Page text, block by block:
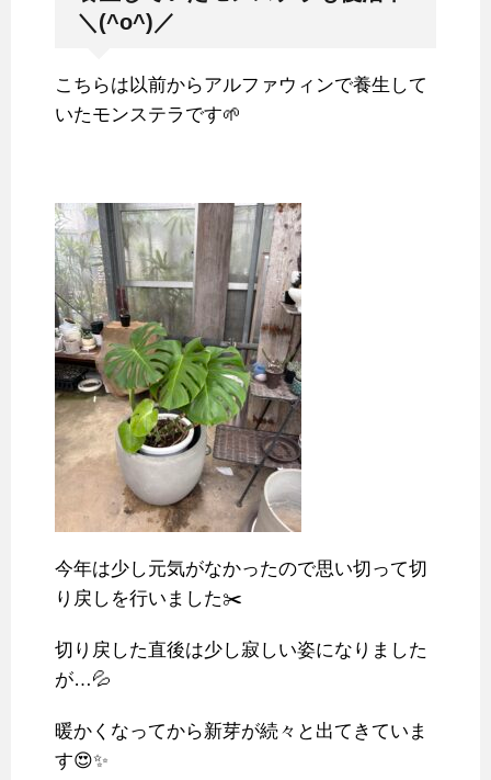
＼(^o^)／
こちらは以前からアルファウィンで養生して
いたモンステラです🌱
今年は少し元気がなかったので思い切って切
り戻しを行いました✂️
切り戻した直後は少し寂しい姿になりました
が…💦
暖かくなってから新芽が続々と出てきていま
す😍✨